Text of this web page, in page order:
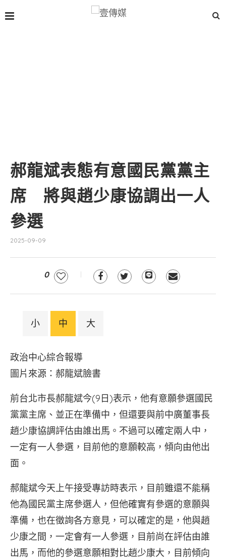
郝龍斌表態有意國民黨黨主
席 將與趙少康協調出一人
參選
2025-09-09
0
小 中 大
政治中心綜合報導
圖片來源：郝龍斌臉書
前台北市長郝龍斌今(9日)表示，他有意願參選國民
黨黨主席、並正在準備中，但還要與前中廣董事長
趙少康協調評估由誰出馬。不過可以確定兩人中，
一定有一人參選，目前他的意願較高，傾向由他出
面。
郝龍斌今天上午接受專訪時表示，目前雖還不能稱
他為國民黨主席參選人，但他確實有參選的意願與
準備，也在徵詢各方意見，可以確定的是，他與趙
少康之間，一定會有一人參選，目前尚在評估由誰
出馬，而他的參選意願相對比趙少康大，目前傾向